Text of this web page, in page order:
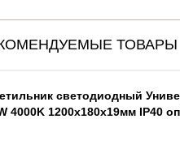
ТОВАРЫ
светодиодный
4000K 1200х180х19мм IP40